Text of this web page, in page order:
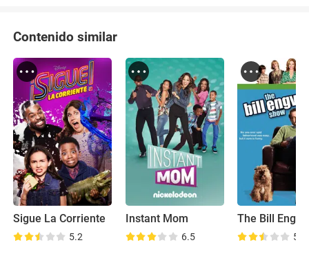
Contenido similar
Sigue La Corriente
5.2
Instant Mom
6.5 5.8